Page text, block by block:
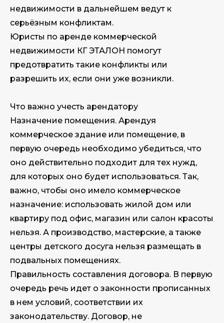
недвижимости в дальнейшем ведут к
серьёзным конфликтам.
Юристы по аренде коммерческой
недвижимости КГ ЭТАЛОН помогут
предотвратить такие конфликты или
разрешить их, если они уже возникли.
Что важно учесть арендатору
Назначение помещения. Арендуя
коммерческое здание или помещение, в
первую очередь необходимо убедиться, что
оно действительно подходит для тех нужд,
для которых оно будет использоваться. Так,
важно, чтобы оно имело коммерческое
назначение: использовать жилой дом или
квартиру под офис, магазин или салон красоты
нельзя. А производство, мастерские, а также
центры детского досуга нельзя размещать в
подвальных помещениях.
Правильность составления договора. В первую
очередь речь идет о законности прописанных
в нем условий, соответствии их
законодательству. Договор, не